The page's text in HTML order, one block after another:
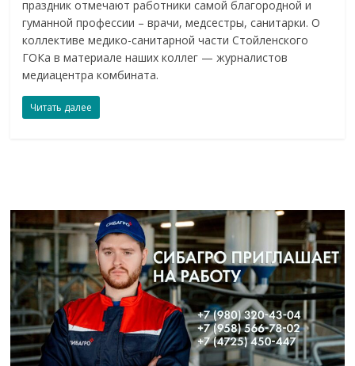
праздник отмечают работники самой благородной и
гуманной профессии – врачи, медсестры, санитарки. О
коллективе медико-санитарной части Стойленского
ГОКа в материале наших коллег — журналистов
медиацентра комбината.
Читать далее